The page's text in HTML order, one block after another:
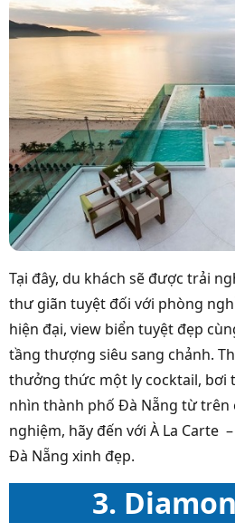
Tại đây, du khách sẽ được trải
thư giãn tuyệt đối với phòng
hiện đại, view biển tuyệt đẹp
tầng thượng siêu sang chảnh.
thưởng thức một ly cocktail, bơi
nhìn thành phố Đà Nẵng từ trên
nghiệm, hãy đến với À La Carte
Đà Nẵng xinh đẹp.
3.